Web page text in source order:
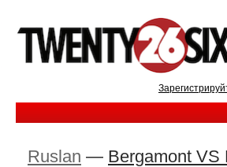
Ruslan — Bergamont VS